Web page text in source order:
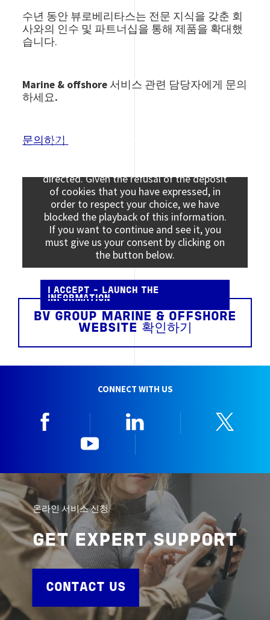
수년 동안 뷰로베리타스는 전문 지식을 갖춘 회
사와의 인수 및 파트너십을 통해 제품을 확대했
습니다.
Marine & offshore 서비스 관련 담당자에게 문의
하세요.
문의하기Viewing this information may result in
directed. Given the refusal of the deposit
of cookies that you have expressed, in
order to respect your choice, we have
blocked the playback of this information.
If you want to continue and see it, you
must give us your consent by clicking on
the button below.
I ACCEPT - LAUNCH THE
INFORMATION
BV GROUP MARINE & OFFSHORE
WEBSITE 확인하기
CONNECT WITH US
온라인 서비스 신청
GET EXPERT SUPPORT
CONTACT US